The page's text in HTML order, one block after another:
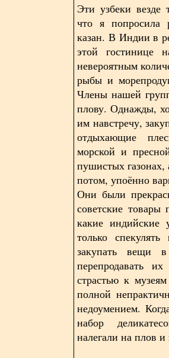
Эти узбеки везде
что я попросила
казан. В Индии в
этой гостинице
невероятным
рыбы и
Члены нашей
плову. Однажды,
им навстречу,
отдыхающие
морской и
пушистых газонах,
потом, упоённо
Они были
советские
какие
только
закупать вещи
перепродавать
страстью к
полной
недоумением.
набор
налегали на плов